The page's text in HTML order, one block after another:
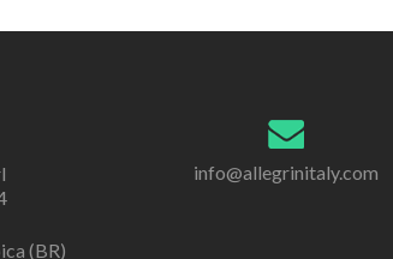
(BR)
info@allegrinitaly.com